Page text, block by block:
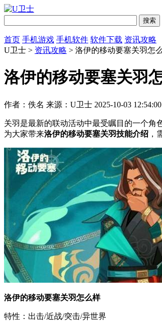
首页 手机游戏 手机软件 软件下载 资讯攻略
U卫士 > 资讯攻略 > 洛伊的移动要塞关羽怎
洛伊的移动要塞关羽
作者：佚名 来源：U卫士 2025-10-03 12:54:00
关羽是最新的联动活动中最受瞩目的一个角
为大家带来洛伊的移动要塞关羽技能介绍 ，
洛伊的移动要塞关羽怎么样
特性：出击/近战/突击/异世界